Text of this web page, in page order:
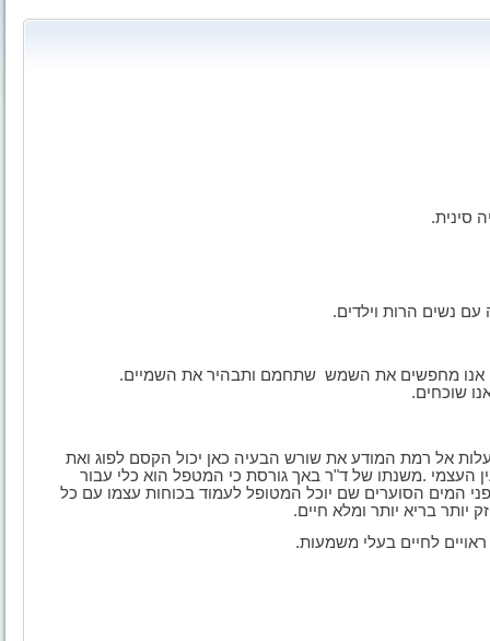
סינית.
עם נשים הרות וילדים.
אנו מחפשים את השמש שתחמם ותבהיר את השמיים.
שוכחים.
אל רמת המודע את שורש הבעיה כאן יכול הקסם לפוג ואת
העצמי .משנתו של ד"ר באך גורסת כי המטפל הוא כלי עבור
המים הסוערים שם יוכל המטופל לעמוד בכוחות עצמו עם כל
בריא יותר ומלא חיים.
לחיים בעלי משמעות.